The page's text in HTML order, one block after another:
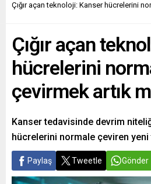
Çığır açan teknoloji: Kanser hücrelerini
Çığır açan
hücrelerini
çevirmek artık
Kanser tedavisinde devrim
hücrelerini normale çeviren
Paylaş Tweetle Gönder